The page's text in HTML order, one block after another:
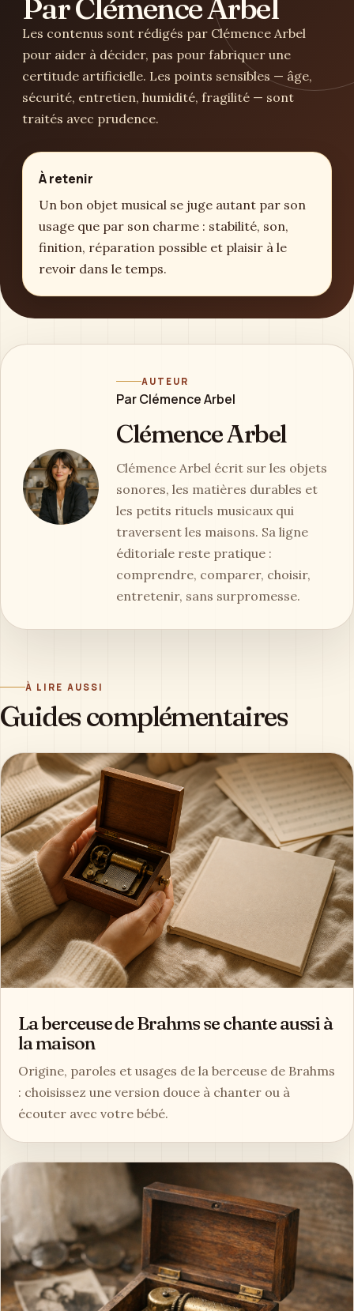
Par Clémence Arbel
Les contenus sont rédigés par Clémence Arbel
pour aider à décider, pas pour fabriquer une
certitude artificielle. Les points sensibles — âge,
sécurité, entretien, humidité, fragilité — sont
traités avec prudence.
À retenir
Un bon objet musical se juge autant par son
usage que par son charme : stabilité, son,
finition, réparation possible et plaisir à le
revoir dans le temps.
AUTEUR
Par Clémence Arbel
Clémence Arbel
Clémence Arbel écrit sur les objets
sonores, les matières durables et
les petits rituels musicaux qui
traversent les maisons. Sa ligne
éditoriale reste pratique :
comprendre, comparer, choisir,
entretenir, sans surpromesse.
À LIRE AUSSI
Guides complémentaires
La berceuse de Brahms se chante aussi à
la maison
Origine, paroles et usages de la berceuse de Brahms
: choisissez une version douce à chanter ou à
écouter avec votre bébé.